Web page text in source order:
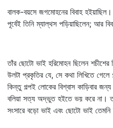
বালক-বয়সে জগমোহনের বিবাহ হইয়াছিল।
পূর্বেই তিনি ম্যাল্‌থস পড়িয়াছিলেন; আর
তাঁর ছোটো ভাই হরিমোহন ছিলেন
উলটা প্রকৃতির যে, সে কথা লিখিতে গেলে
কিন্তু গল্পই লোকের বিশ্বাস কাড়িবার
বলিয়া সত্য অদ্ভুত হইতে ভয় করে না।
সংসারে বড়ো ভাই এবং ছোটো ভাই তেমনি